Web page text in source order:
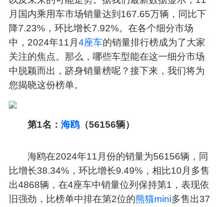
月国内乘用车市场销量达到167.65万辆，同比下
降7.23%，环比增长7.92%。在各个细分市场
中，2024年11月 4座车的销量排行榜成为了大家
关注的焦点。那么，哪些车型能在这一细分市场
中脱颖而出，跻身销量榜呢？接下来，我们将为
您揭晓这份榜单。
第1名：海鸥 （56156辆）
海鸥在2024年11月份的销量为56156辆，同
比增长38.34%，环比增长9.49%，相比10月多售
出4868辆，在4座车中销量位列保持第1，表现依
旧强劲，比榜单中排在第2位的熊猫mini多售出37